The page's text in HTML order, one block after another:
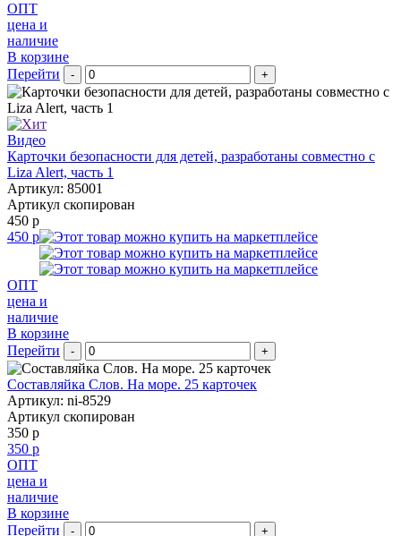
ОПТ
цена и
наличие
В корзине
Перейти
- +
Видео
Карточки безопасности для детей, разработаны совместно с
Liza Alert, часть 1
Артикул: 85001
Артикул скопирован
450 р
450 р
ОПТ
цена и
наличие
В корзине
Перейти
- +
Составляйка Слов. На море. 25 карточек
Артикул: ni-8529
Артикул скопирован
350 р
350 р
ОПТ
цена и
наличие
В корзине
Перейти
- +